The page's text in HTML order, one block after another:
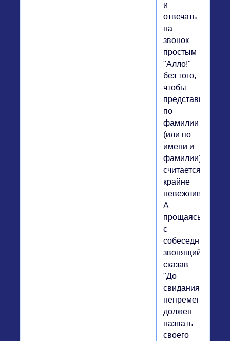
и
отвечать
на
звонок
простым
"Алло!"
без того,
чтобы
представиться
по
фамилии
(или по
имени и
фамилии)
считается
крайне
невежливым.
А
прощаясь
с
собеседником,
звонящий,
сказав
"До
свидания!",
непременно
должен
назвать
своего